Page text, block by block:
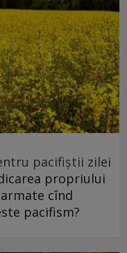
pacifiștii zilei
propriului
cînd
pacifism?